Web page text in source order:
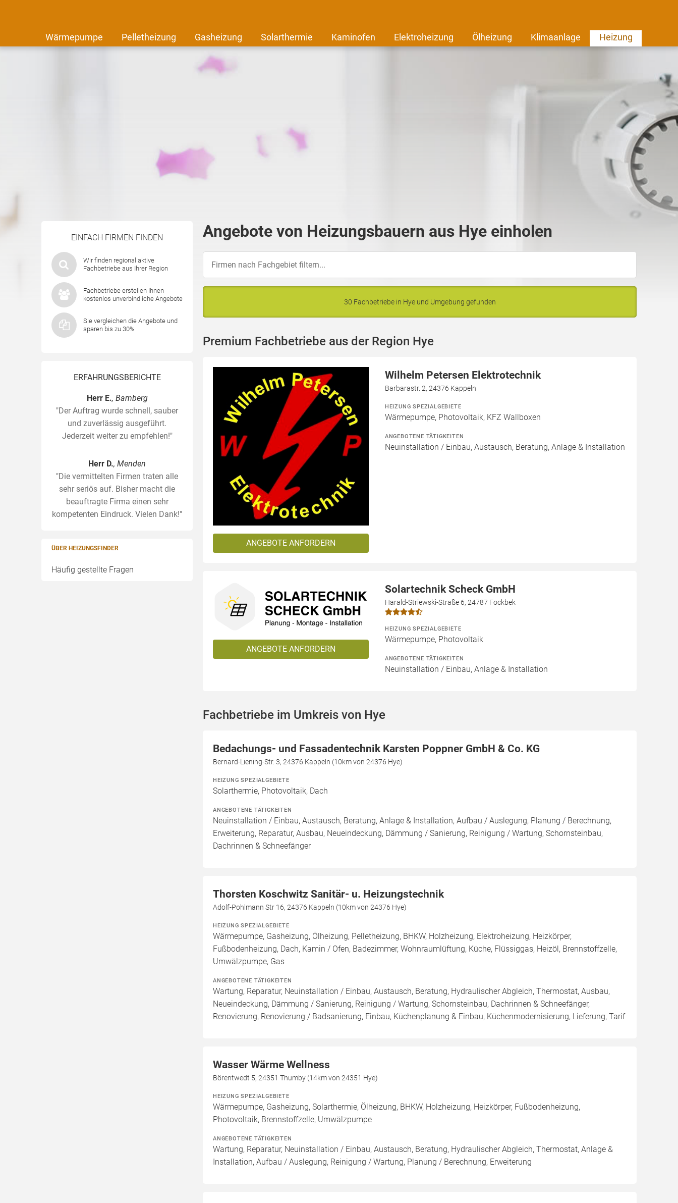
Wärmepumpe Pelletheizung Gasheizung Solarthermie Kaminofen Elektroheizung Ölheizung Klimaanlage Heizung
EINFACH FIRMEN FINDEN
Wir finden regional aktive
Fachbetriebe aus Ihrer Region
Fachbetriebe erstellen Ihnen
kostenlos unverbindliche Angebote
Sie vergleichen die Angebote und
sparen bis zu 30%
ERFAHRUNGSBERICHTE
Herr E., Bamberg
"Der Auftrag wurde schnell, sauber
und zuverlässig ausgeführt.
Jederzeit weiter zu empfehlen!"
Herr D., Menden
"Die vermittelten Firmen traten alle
sehr seriös auf. Bisher macht die
beauftragte Firma einen sehr
kompetenten Eindruck. Vielen Dank!"
ÜBER HEIZUNGSFINDER
Häufig gestellte Fragen
Angebote von Heizungsbauern aus Hye einholen
30 Fachbetriebe in Hye und Umgebung gefunden
Premium Fachbetriebe aus der Region Hye
ANGEBOTE ANFORDERN
Wilhelm Petersen Elektrotechnik
Barbarastr. 2, 24376 Kappeln
HEIZUNG SPEZIALGEBIETE
Wärmepumpe, Photovoltaik, KFZ Wallboxen
ANGEBOTENE TÄTIGKEITEN
Neuinstallation / Einbau, Austausch, Beratung, Anlage & Installation
ANGEBOTE ANFORDERN
Solartechnik Scheck GmbH
Harald-Striewski-Straße 6, 24787 Fockbek
HEIZUNG SPEZIALGEBIETE
Wärmepumpe, Photovoltaik
ANGEBOTENE TÄTIGKEITEN
Neuinstallation / Einbau, Anlage & Installation
Fachbetriebe im Umkreis von Hye
Bedachungs- und Fassadentechnik Karsten Poppner GmbH & Co. KG
Bernard-Liening-Str. 3, 24376 Kappeln (10km von 24376 Hye)
HEIZUNG SPEZIALGEBIETE
Solarthermie, Photovoltaik, Dach
ANGEBOTENE TÄTIGKEITEN
Neuinstallation / Einbau, Austausch, Beratung, Anlage & Installation, Aufbau / Auslegung, Planung / Berechnung,
Erweiterung, Reparatur, Ausbau, Neueindeckung, Dämmung / Sanierung, Reinigung / Wartung, Schornsteinbau,
Dachrinnen & Schneefänger
Thorsten Koschwitz Sanitär- u. Heizungstechnik
Adolf-Pohlmann Str 16, 24376 Kappeln (10km von 24376 Hye)
HEIZUNG SPEZIALGEBIETE
Wärmepumpe, Gasheizung, Ölheizung, Pelletheizung, BHKW, Holzheizung, Elektroheizung, Heizkörper,
Fußbodenheizung, Dach, Kamin / Ofen, Badezimmer, Wohnraumlüftung, Küche, Flüssiggas, Heizöl, Brennstoffzelle,
Umwälzpumpe, Gas
ANGEBOTENE TÄTIGKEITEN
Wartung, Reparatur, Neuinstallation / Einbau, Austausch, Beratung, Hydraulischer Abgleich, Thermostat, Ausbau,
Neueindeckung, Dämmung / Sanierung, Reinigung / Wartung, Schornsteinbau, Dachrinnen & Schneefänger,
Renovierung, Renovierung / Badsanierung, Einbau, Küchenplanung & Einbau, Küchenmodernisierung, Lieferung, Tarif
Wasser Wärme Wellness
Börentwedt 5, 24351 Thumby (14km von 24351 Hye)
HEIZUNG SPEZIALGEBIETE
Wärmepumpe, Gasheizung, Solarthermie, Ölheizung, BHKW, Holzheizung, Heizkörper, Fußbodenheizung,
Photovoltaik, Brennstoffzelle, Umwälzpumpe
ANGEBOTENE TÄTIGKEITEN
Wartung, Reparatur, Neuinstallation / Einbau, Austausch, Beratung, Hydraulischer Abgleich, Thermostat, Anlage &
Installation, Aufbau / Auslegung, Reinigung / Wartung, Planung / Berechnung, Erweiterung